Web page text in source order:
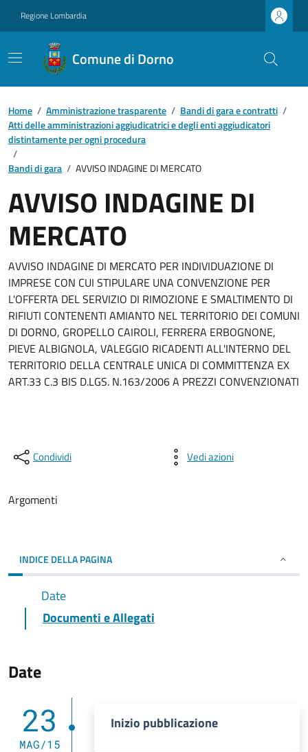
Regione Lombardia
Comune di Dorno
Home / Amministrazione trasparente / Bandi di gara e contratti /
Atti delle amministrazioni aggiudicatrici e degli enti aggiudicatori
distintamente per ogni procedura
/
Bandi di gara / AVVISO INDAGINE DI MERCATO
AVVISO INDAGINE DI
MERCATO
AVVISO INDAGINE DI MERCATO PER INDIVIDUAZIONE DI
IMPRESE CON CUI STIPULARE UNA CONVENZIONE PER
L'OFFERTA DEL SERVIZIO DI RIMOZIONE E SMALTIMENTO DI
RIFIUTI CONTENENTI AMIANTO NEL TERRITORIO DEI COMUNI
DI DORNO, GROPELLO CAIROLI, FERRERA ERBOGNONE,
PIEVE ALBIGNOLA, VALEGGIO RICADENTI ALL'INTERNO DEL
TERRITORIO DELLA CENTRALE UNICA DI COMMITTENZA EX
ART.33 C.3 BIS D.LGS. N.163/2006 A PREZZI CONVENZIONATI
Condividi Vedi azioni
Argomenti
INDICE DELLA PAGINA
Date
Documenti e Allegati
Date
23
MAG/15
Inizio pubblicazione